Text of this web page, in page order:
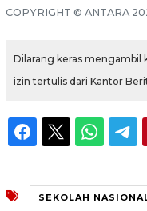
COPYRIGHT © ANTARA
Dilarang keras mengambil
izin tertulis dari Kantor
SEKOLAH